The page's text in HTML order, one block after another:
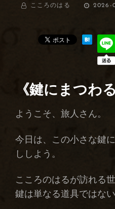
BY こころのはる
投
2026-
《鍵にまつわ
ようこそ、旅人さん。
今日は、この小さな鍵
ししよう。
こころのはるが訪れる世
鍵は単なる道具ではない